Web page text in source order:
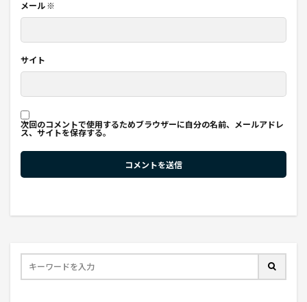
メール ※
サイト
次回のコメントで使用するためブラウザーに自分の名前、メールアドレ
ス、サイトを保存する。